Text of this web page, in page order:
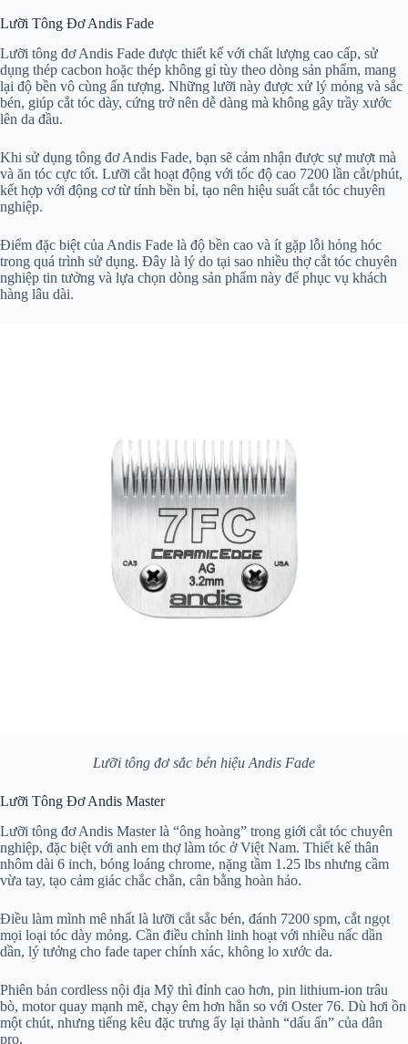
Lưỡi Tông Đơ Andis Fade
Lưỡi tông đơ Andis Fade được thiết kế với chất lượng cao cấp, sử
dụng thép cacbon hoặc thép không gỉ tùy theo dòng sản phẩm, mang
lại độ bền vô cùng ấn tượng. Những lưỡi này được xử lý mỏng và sắc
bén, giúp cắt tóc dày, cứng trở nên dễ dàng mà không gây trầy xước
lên da đầu.
Khi sử dụng tông đơ Andis Fade, bạn sẽ cảm nhận được sự mượt mà
và ăn tóc cực tốt. Lưỡi cắt hoạt động với tốc độ cao 7200 lần cắt/phút,
kết hợp với động cơ từ tính bền bỉ, tạo nên hiệu suất cắt tóc chuyên
nghiệp.
Điểm đặc biệt của Andis Fade là độ bền cao và ít gặp lỗi hỏng hóc
trong quá trình sử dụng. Đây là lý do tại sao nhiều thợ cắt tóc chuyên
nghiệp tin tưởng và lựa chọn dòng sản phẩm này để phục vụ khách
hàng lâu dài.
Lưỡi tông đơ sắc bén hiệu Andis Fade
Lưỡi Tông Đơ Andis Master
Lưỡi tông đơ Andis Master là “ông hoàng” trong giới cắt tóc chuyên
nghiệp, đặc biệt với anh em thợ làm tóc ở Việt Nam. Thiết kế thân
nhôm dài 6 inch, bóng loáng chrome, nặng tầm 1.25 lbs nhưng cầm
vừa tay, tạo cảm giác chắc chắn, cân bằng hoàn hảo.
Điều làm mình mê nhất là lưỡi cắt sắc bén, đánh 7200 spm, cắt ngọt
mọi loại tóc dày mỏng. Cần điều chỉnh linh hoạt với nhiều nấc dần
dần, lý tưởng cho fade taper chính xác, không lo xước da.
Phiên bản cordless nội địa Mỹ thì đỉnh cao hơn, pin lithium-ion trâu
bò, motor quay mạnh mẽ, chạy êm hơn hẳn so với Oster 76. Dù hơi ồn
một chút, nhưng tiếng kêu đặc trưng ấy lại thành “dấu ấn” của dân
pro.